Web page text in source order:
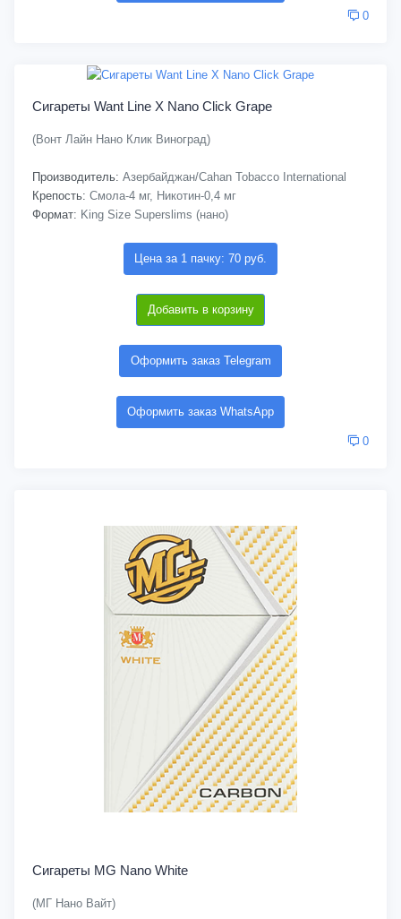
0
Сигареты Want Line X Nano Click Grape
(Вонт Лайн Нано Клик Виноград)
Производитель: Азербайджан/Cahan Tobacco International
Крепость: Смола-4 мг, Никотин-0,4 мг
Формат: King Size Superslims (нано)
Цена за 1 пачку: 70 руб.
Добавить в корзину
Оформить заказ Telegram
Оформить заказ WhatsApp
0
Сигареты MG Nano White
(МГ Нано Вайт)